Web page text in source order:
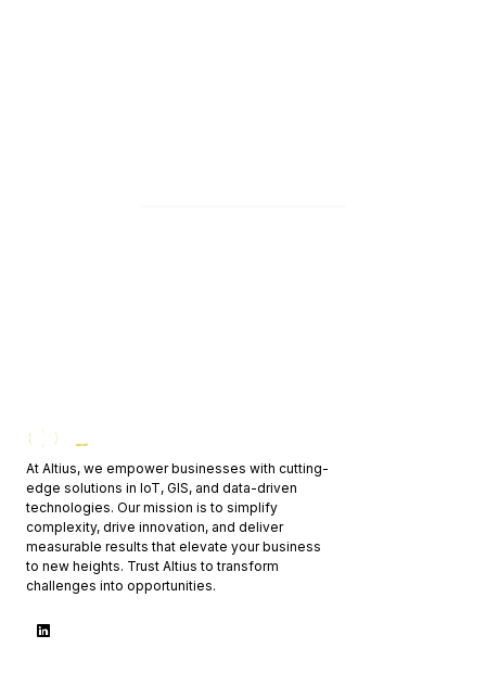
At Altius, we empower businesses with cutting-
edge solutions in IoT, GIS, and data-driven
technologies. Our mission is to simplify
complexity, drive innovation, and deliver
measurable results that elevate your business
to new heights. Trust Altius to transform
challenges into opportunities.